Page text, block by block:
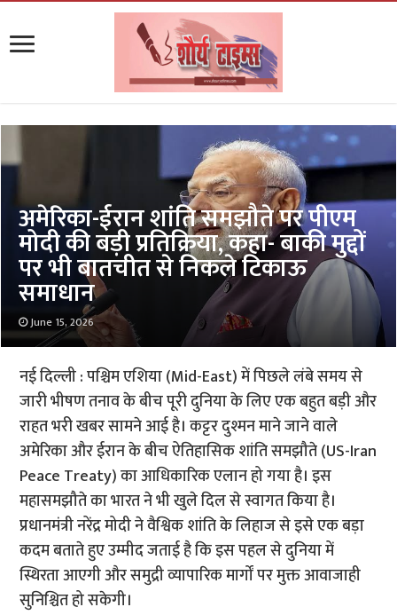
अमेरिका-ईरान शांति समझौते पर पीएम
मोदी की बड़ी प्रतिक्रिया, कहा- बाकी मुद्दों
पर भी बातचीत से निकले टिकाऊ
समाधान
June 15, 2026
नई दिल्ली : पश्चिम एशिया (Mid-East) में पिछले लंबे समय से
जारी भीषण तनाव के बीच पूरी दुनिया के लिए एक बहुत बड़ी और
राहत भरी खबर सामने आई है। कट्टर दुश्मन माने जाने वाले
अमेरिका और ईरान के बीच ऐतिहासिक शांति समझौते (US-Iran
Peace Treaty) का आधिकारिक एलान हो गया है। इस
महासमझौते का भारत ने भी खुले दिल से स्वागत किया है।
प्रधानमंत्री नरेंद्र मोदी ने वैश्विक शांति के लिहाज से इसे एक बड़ा
कदम बताते हुए उम्मीद जताई है कि इस पहल से दुनिया में
स्थिरता आएगी और समुद्री व्यापारिक मार्गों पर मुक्त आवाजाही
सुनिश्चित हो सकेगी।